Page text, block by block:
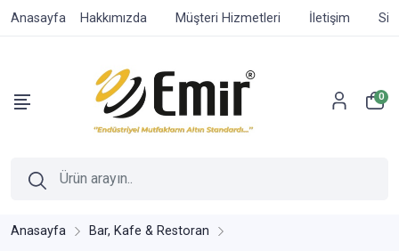
Anasayfa Hakkımızda Müşteri Hizmetleri İletişim
0
Anasayfa Bar, Kafe & Restoran